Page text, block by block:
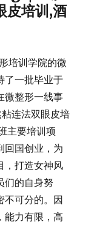
皮培训,酒
培训学院的微
了一批毕业于
微整形一线事
连法双眼皮培
主要培训项
回国创业，为
，打造女神风
们的自身努
不可分的。因
能力有限，高